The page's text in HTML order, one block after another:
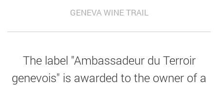
GENEVA WINE TRAIL
The label "Ambassadeur du Terroir
genevois" is awarded to the owner of a